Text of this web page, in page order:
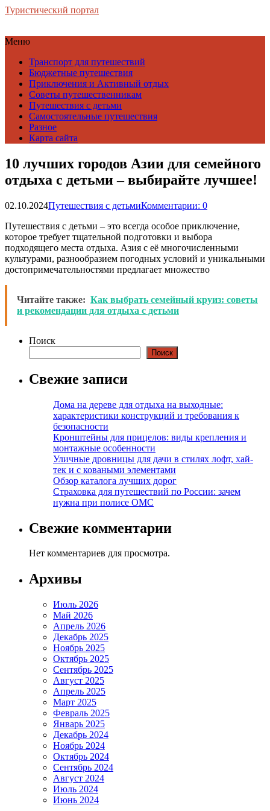
Туристический портал
Меню
Транспорт для путешествий
Бюджетные путешествия
Приключения и Активный отдых
Советы путешественникам
Путешествия с детьми
Самостоятельные путешествия
Разное
Карта сайта
10 лучших городов Азии для семейного
отдыха с детьми – выбирайте лучшее!
02.10.2024Путешествия с детьмиКомментарии: 0
Путешествия с детьми – это всегда особое приключение,
которое требует тщательной подготовки и выбора
подходящего места отдыха. Азия с её многочисленными
культурами, разнообразием погодных условий и уникальными
достопримечательностями предлагает множество
Читайте также: Как выбрать семейный круиз: советы
и рекомендации для отдыха с детьми
Поиск
Поиск
Свежие записи
Дома на дереве для отдыха на выходные:
характеристики конструкций и требования к
безопасности
Кронштейны для прицелов: виды крепления и
монтажные особенности
Уличные дровницы для дачи в стилях лофт, хай-
тек и с коваными элементами
Обзор каталога лучших дорог
Страховка для путешествий по России: зачем
нужна при полисе ОМС
Свежие комментарии
Нет комментариев для просмотра.
Архивы
Июль 2026
Май 2026
Апрель 2026
Декабрь 2025
Ноябрь 2025
Октябрь 2025
Сентябрь 2025
Август 2025
Апрель 2025
Март 2025
Февраль 2025
Январь 2025
Декабрь 2024
Ноябрь 2024
Октябрь 2024
Сентябрь 2024
Август 2024
Июль 2024
Июнь 2024